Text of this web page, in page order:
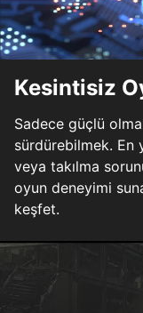
Kesintisiz
Sadece güçlü
sürdürebilmek. En
veya takılma
oyun deneyimi
keşfet.